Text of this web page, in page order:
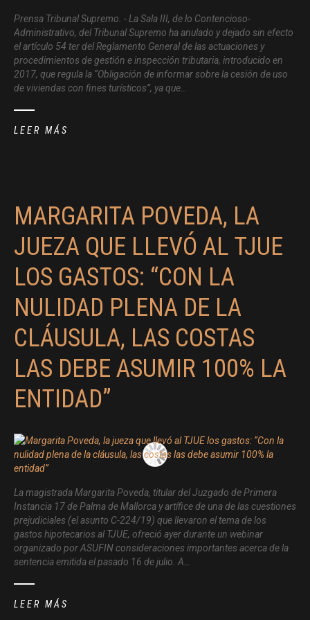
Prensa Tribunal Supremo. - La Sala III, de lo Contencioso-
Administrativo, del Tribunal Supremo ha anulado y dejado sin efecto
el artículo 54 ter del Reglamento General de las actuaciones y
procedimientos de gestión e inspección tributaria, introducido en
2017, que regula la “Obligación de informar sobre la cesión de uso
de viviendas con fines turísticos”, ya que…
LEER MÁS
MARGARITA POVEDA, LA
JUEZA QUE LLEVÓ AL TJUE
LOS GASTOS: “CON LA
NULIDAD PLENA DE LA
CLÁUSULA, LAS COSTAS
LAS DEBE ASUMIR 100% LA
ENTIDAD”
La magistrada Margarita Poveda, titular del Juzgado de Primera
Instancia 17 de Palma de Mallorca y artífice de una de las cuestiones
prejudiciales (el asunto C-224/19) que llevaron el tema de los
gastos hipotecarios al TJUE, ofreció ayer durante un webinar
organizado por ASUFIN consideraciones importantes acerca de la
sentencia emitida el pasado 16 de julio. A…
LEER MÁS